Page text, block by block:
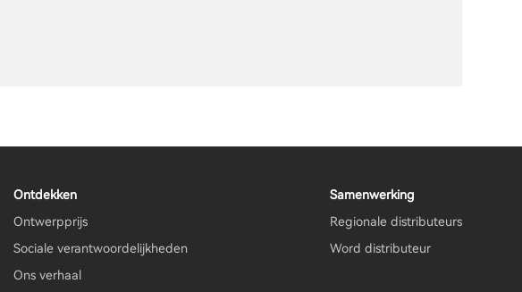
Ontdekken
Ontwerpprijs
Sociale verantwoordelijkheden
Ons verhaal
Samenwerking
Regionale distributeurs
Word distributeur